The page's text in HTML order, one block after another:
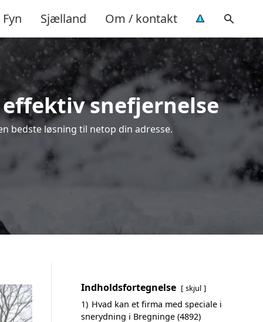
Fyn Sjælland Om / kontakt
effektiv snefjernelse
bedste løsning til netop din adresse.
Indholdsfortegnelse skjul
1) Hvad kan et firma med speciale i
snerydning i Bregninge (4892)